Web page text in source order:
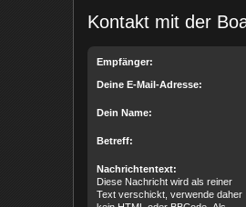
Kontakt mit der
Empfänger:
Deine E-Mail-Adresse:
Dein Name:
Betreff:
Nachrichtentext:
Diese Nachricht wird als reiner
Text verschickt, verwende daher